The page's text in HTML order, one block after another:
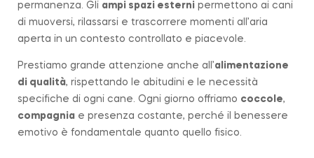
permanenza. Gli ampi spazi esterni permettono ai cani
di muoversi, rilassarsi e trascorrere momenti all’aria
aperta in un contesto controllato e piacevole.
Prestiamo grande attenzione anche all’alimentazione
di qualità, rispettando le abitudini e le necessità
specifiche di ogni cane. Ogni giorno offriamo coccole,
compagnia e presenza costante, perché il benessere
emotivo è fondamentale quanto quello fisico.